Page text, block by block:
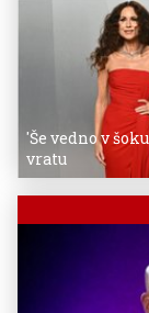
'Še vedno v
vratu